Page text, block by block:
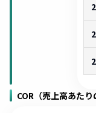
COR（売上高あた